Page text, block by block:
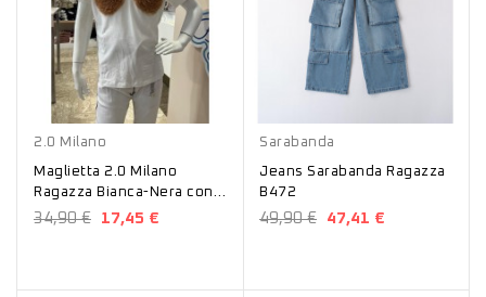
Bianco
Nero
2.0 Milano
Maglietta 2.0 Milano
Ragazza Bianca-Nera con
cuori T55
34,90 € 17,45 €
Sarabanda
Jeans Sarabanda Ragazza
B472
49,90 € 47,41 €